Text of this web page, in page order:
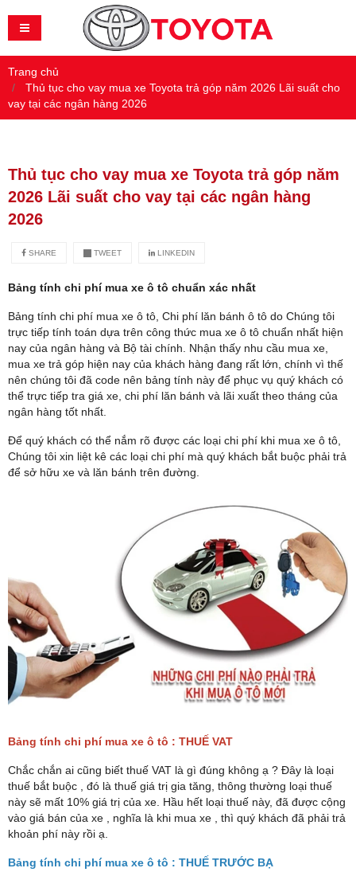
Trang chủ
Thủ tục cho vay mua xe Toyota trả góp năm 2026 Lãi suất cho
vay tại các ngân hàng 2026
Thủ tục cho vay mua xe Toyota trả góp năm
2026 Lãi suất cho vay tại các ngân hàng
2026
SHARE TWEET LINKEDIN
Bảng tính chi phí mua xe ô tô chuẩn xác nhất
Bảng tính chi phí mua xe ô tô, Chi phí lăn bánh ô tô do Chúng tôi
trực tiếp tính toán dựa trên công thức mua xe ô tô chuẩn nhất hiện
nay của ngân hàng và Bộ tài chính. Nhận thấy nhu cầu mua xe,
mua xe trả góp hiện nay của khách hàng đang rất lớn, chính vì thế
nên chúng tôi đã code nên bảng tính này để phục vụ quý khách có
thể trực tiếp tra giá xe, chi phí lăn bánh và lãi xuất theo tháng của
ngân hàng tốt nhất.
Để quý khách có thể nắm rõ được các loại chi phí khi mua xe ô tô,
Chúng tôi xin liệt kê các loại chi phí mà quý khách bắt buộc phải trả
để sở hữu xe và lăn bánh trên đường.
Bảng tính chi phí mua xe ô tô : THUẾ VAT
Chắc chắn ai cũng biết thuế VAT là gì đúng không ạ ? Đây là loại
thuế bắt buộc , đó là thuế giá trị gia tăng, thông thường loại thuế
này sẽ mất 10% giá trị của xe. Hầu hết loại thuế này, đã được cộng
vào giá bán của xe , nghĩa là khi mua xe , thì quý khách đã phải trả
khoản phí này rồi ạ.
Bảng tính chi phí mua xe ô tô : THUẾ TRƯỚC BẠ